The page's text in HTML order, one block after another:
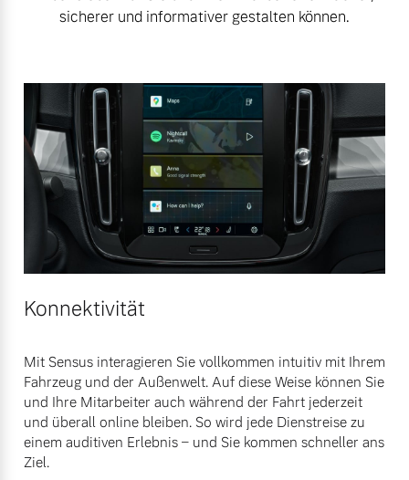
sicherer und informativer gestalten können.
Konnektivität
Mit Sensus interagieren Sie vollkommen intuitiv mit Ihrem
Fahrzeug und der Außenwelt. Auf diese Weise können Sie
und Ihre Mitarbeiter auch während der Fahrt jederzeit
und überall online bleiben. So wird jede Dienstreise zu
einem auditiven Erlebnis – und Sie kommen schneller ans
Ziel.